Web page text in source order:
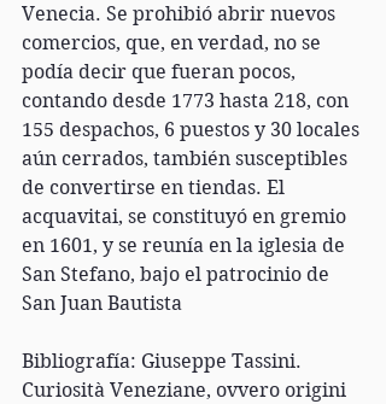
Venecia. Se prohibió abrir nuevos
comercios, que, en verdad, no se
podía decir que fueran pocos,
contando desde 1773 hasta 218, con
155 despachos, 6 puestos y 30 locales
aún cerrados, también susceptibles
de convertirse en tiendas. El
acquavitai, se constituyó en gremio
en 1601, y se reunía en la iglesia de
San Stefano, bajo el patrocinio de
San Juan Bautista
Bibliografía: Giuseppe Tassini.
Curiosità Veneziane, ovvero origini